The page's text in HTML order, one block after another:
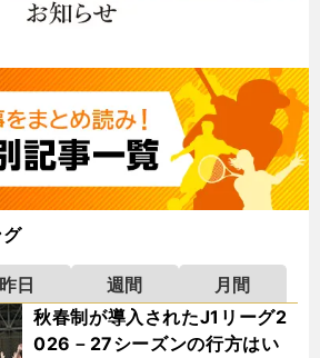
昨日 週間
月間
秋春制が導入されたJ1リーグ2
026－27シーズンの行方はい